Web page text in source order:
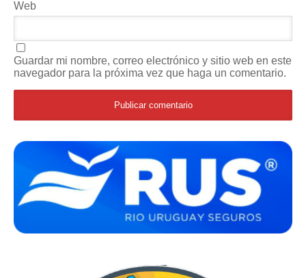
Web
Guardar mi nombre, correo electrónico y sitio web en este
navegador para la próxima vez que haga un comentario.